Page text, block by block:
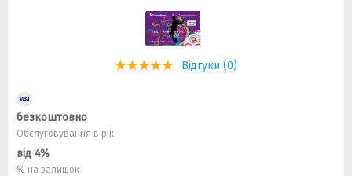
Відгуки (0)
безкоштовно
Обслуговування в рік
від 4%
% на залишок